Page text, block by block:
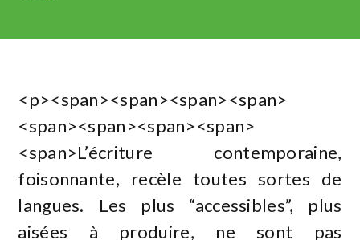
<p><span><span><span><span>
<span><span><span><span>
<span>L’écriture contemporaine,
foisonnante, recèle toutes sortes de
langues. Les plus “accessibles”, plus
aisées à produire, ne sont pas